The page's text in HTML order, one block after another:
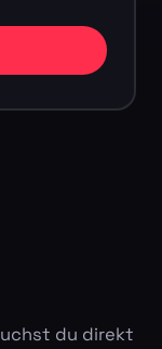
du direkt